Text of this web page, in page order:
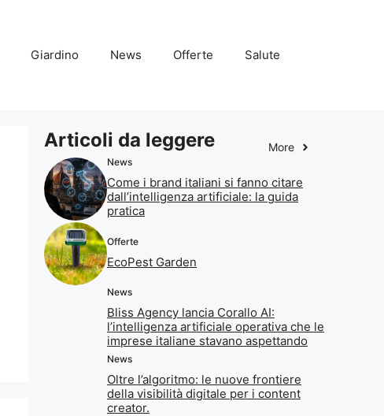
Giardino News Offerte Salute
Articoli da leggere More
News
Come i brand italiani si fanno citare
dall’intelligenza artificiale: la guida
pratica
Offerte
EcoPest Garden
News
Bliss Agency lancia Corallo AI:
l’intelligenza artificiale operativa che le
imprese italiane stavano aspettando
News
Oltre l’algoritmo: le nuove frontiere
della visibilità digitale per i content
creator.